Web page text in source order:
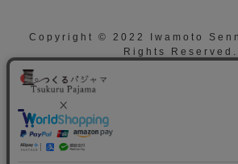
Copyright © 2022 Iwamoto
Rights Reserved.